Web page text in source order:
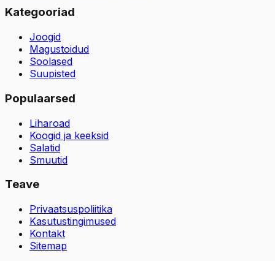
Kategooriad
Joogid
Magustoidud
Soolased
Suupisted
Populaarsed
Liharoad
Koogid ja keeksid
Salatid
Smuutid
Teave
Privaatsuspoliitika
Kasutustingimused
Kontakt
Sitemap